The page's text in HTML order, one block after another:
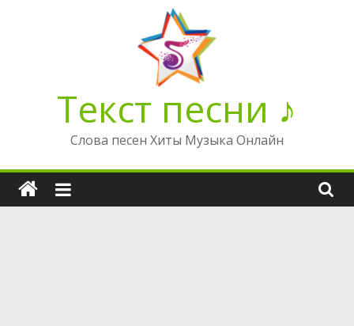
Текст песни ♪
Слова песен Хиты Музыка Онлайн